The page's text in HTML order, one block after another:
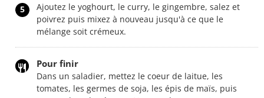
5
Ajoutez le yoghourt, le curry, le gingembre, salez et
poivrez puis mixez à nouveau jusqu'à ce que le
mélange soit crémeux.
Pour finir
Dans un saladier, mettez le coeur de laitue, les
tomates, les germes de soja, les épis de maïs, puis